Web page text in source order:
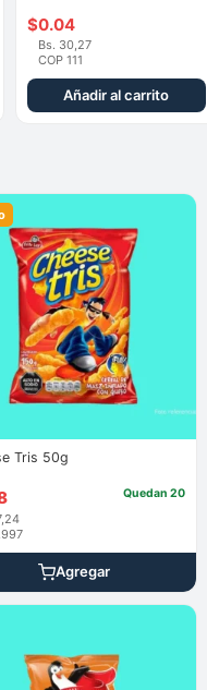
$0.04
Bs. 30,27
COP 111
Añadir al carrito
Tris 50g
Quedan 20
Agregar